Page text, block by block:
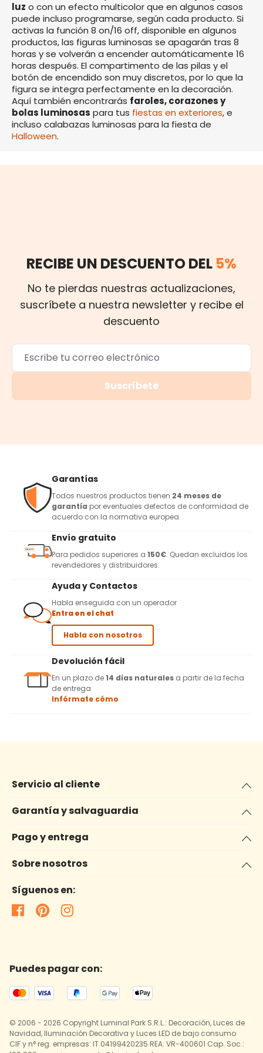
luz o con un efecto multicolor que en algunos casos
puede incluso programarse, según cada producto. Si
activas la función 8 on/16 off, disponible en algunos
productos, las figuras luminosas se apagarán tras 8
horas y se volverán a encender automáticamente 16
horas después. El compartimento de las pilas y el
botón de encendido son muy discretos, por lo que la
figura se integra perfectamente en la decoración.
Aquí también encontrarás faroles, corazones y
bolas luminosas para tus fiestas en exteriores, e
incluso calabazas luminosas para la fiesta de
Halloween.
RECIBE UN DESCUENTO DEL 5%
No te pierdas nuestras actualizaciones,
suscríbete a nuestra newsletter y recibe el
descuento
Suscríbete
Garantías
Todos nuestros productos tienen 24 meses de
garantía por eventuales defectos de conformidad de
acuerdo con la normativa europea.
Envío gratuito
Para pedidos superiores a 150€. Quedan excluidos los
revendedores y distribuidores.
Ayuda y Contactos
Habla enseguida con un operador
Entra en el chat
Habla con nosotros
Devolución fácil
En un plazo de14 días naturales a partir de la fecha
de entrega
Infórmate cómo
Servicio al cliente
Garantía y salvaguardia
Pago y entrega
Sobre nosotros
Síguenos en:
Puedes pagar con:
© 2006 - 2026 Copyright Luminal Park S.R.L.: Decoración, Luces de
Navidad, Iluminación Decorativa y Luces LED de bajo consumo
CIF y n° reg. empresas: IT 04199420235 REA: VR-400601 Cap. Soc.: